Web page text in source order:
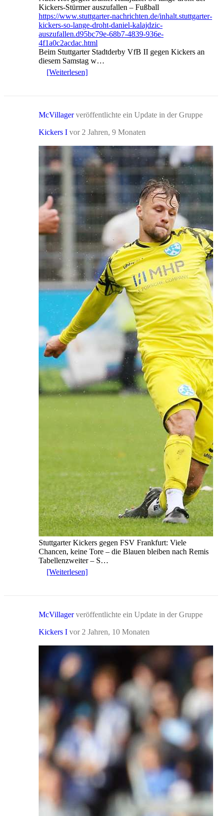
Kickers-Stürmer auszufallen – Fußball
https://www.stuttgarter-nachrichten.de/inhalt.stuttgarter-
kickers-so-lange-droht-daniel-kalajdzic-
auszufallen.d95bc79e-68b7-4839-936e-
4f1a0c2acdac.html
Beim Stuttgarter Stadtderby VfB II gegen Kickers an
diesem Samstag w…
[Weiterlesen]
McVillagerveröffentlichte ein Update in der Gruppe
Kickers I vor 2 Jahren, 9 Monaten
Stuttgarter Kickers gegen FSV Frankfurt: Viele
Chancen, keine Tore – die Blauen bleiben nach Remis
Tabellenzweiter – S…
[Weiterlesen]
McVillagerveröffentlichte ein Update in der Gruppe
Kickers I vor 2 Jahren, 10 Monaten